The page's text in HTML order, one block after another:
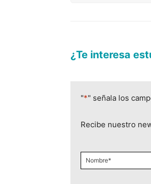
¿Te interesa
"*" señala los
Recibe nuestro
Nombre*